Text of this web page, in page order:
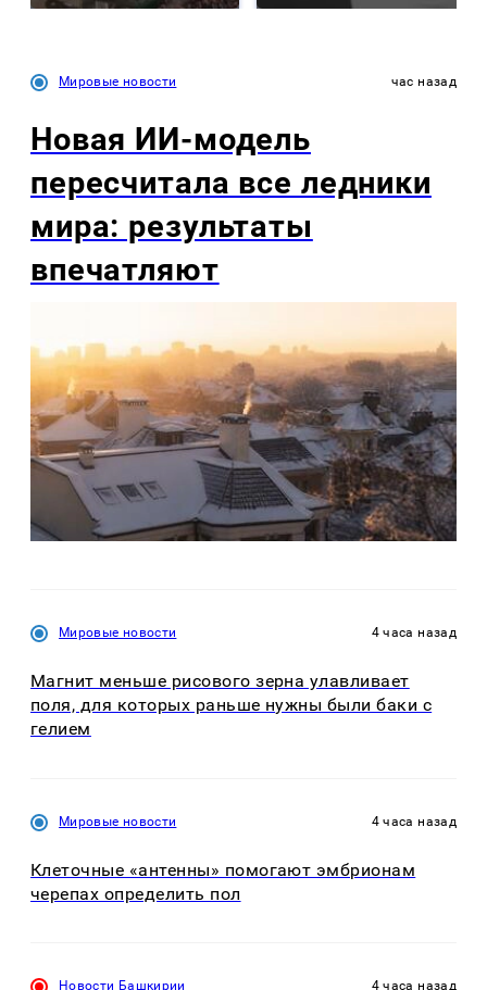
Мировые новости час назад
Новая ИИ-модель
пересчитала все ледники
мира: результаты
впечатляют
Мировые новости 4 часа назад
Магнит меньше рисового зерна улавливает
поля, для которых раньше нужны были баки с
гелием
Мировые новости 4 часа назад
Клеточные «антенны» помогают эмбрионам
черепах определить пол
Новости Башкирии 4 часа назад